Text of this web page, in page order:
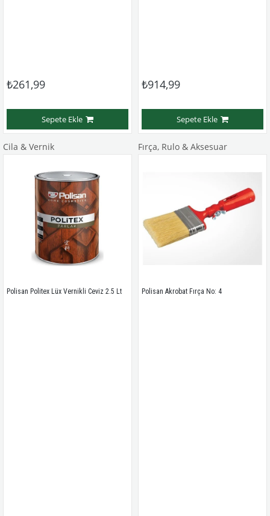
₺261,99
Sepete Ekle
₺914,99
Sepete Ekle
Cila & Vernik
Polisan Politex Lüx Vernikli Ceviz 2.5 Lt
Fırça, Rulo & Aksesuar
Polisan Akrobat Fırça No: 4